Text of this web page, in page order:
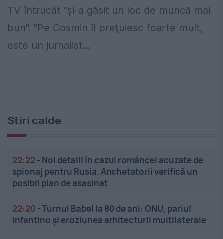
TV întrucât "şi-a găsit un loc de muncă mai
bun". "Pe Cosmin îl preţuiesc foarte mult,
este un jurnalist...
Stiri calde
22:22 - Noi detalii în cazul româncei acuzate de
spionaj pentru Rusia. Anchetatorii verifică un
posibil plan de asasinat
22:20 -Turnul Babel la 80 de ani: ONU, pariul
Infantino și eroziunea arhitecturii multilaterale